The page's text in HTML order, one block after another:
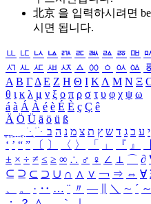
北京 을 입력하시려면
시면 됩니다.
ㅥ ㅦ ㅧ ㅨ ㅩ ㅪ ㅫ ㅬ ㅭ ㅮ
ㅺ ㅻ ㅼ ㅽ ㅾ ㅿ ㆀ ㆁ ㆂ ㆃ ㆄ
Α Β ΓΔ Ε Ζ Η Θ Ι ΚΛ Μ Ν Ξ
θ ι κ λ μ ν ξ ο π ρ σ τ υ φ χ ψ ω
á à Á À é è É È ç Ç ê
Ä Ö Ü ä ö ü ß
ִֶֹ ֻּ ׁׂ י ע כ ג ד ש ץ ת צ מ נ ה ב
‘ ’ “ ” 〔 〕 〈 〉 「 」 『 』
± × ÷ ≠ ≤ ≥ ∞ ∴ ♂ ♀ ∠ ⊥ ⌒ ∂
⊆ ⊇ ⊂ ⊃ ∪ ∩ ∧ ∨ ￢ ⇒ ⇔ ∀
、
。 · ‥ … ¨ 〃 ― ＼ ∼ ´ ～